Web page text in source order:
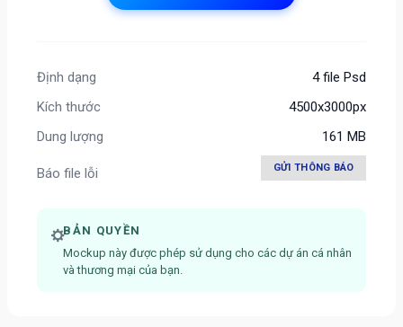
Định dạng
4 file Psd
Kích thước
4500x3000px
Dung lượng
161 MB
Báo file lỗi GỬI THÔNG BÁO
BẢN QUYỀN
Mockup này được phép sử dụng cho các dự án cá nhân
và thương mại của bạn.